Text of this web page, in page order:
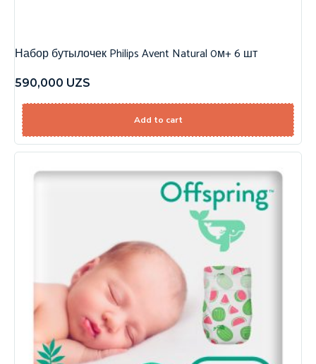
Набор бутылочек Philips Avent Natural 0м+ 6 шт
590,000 UZS
Add to cart